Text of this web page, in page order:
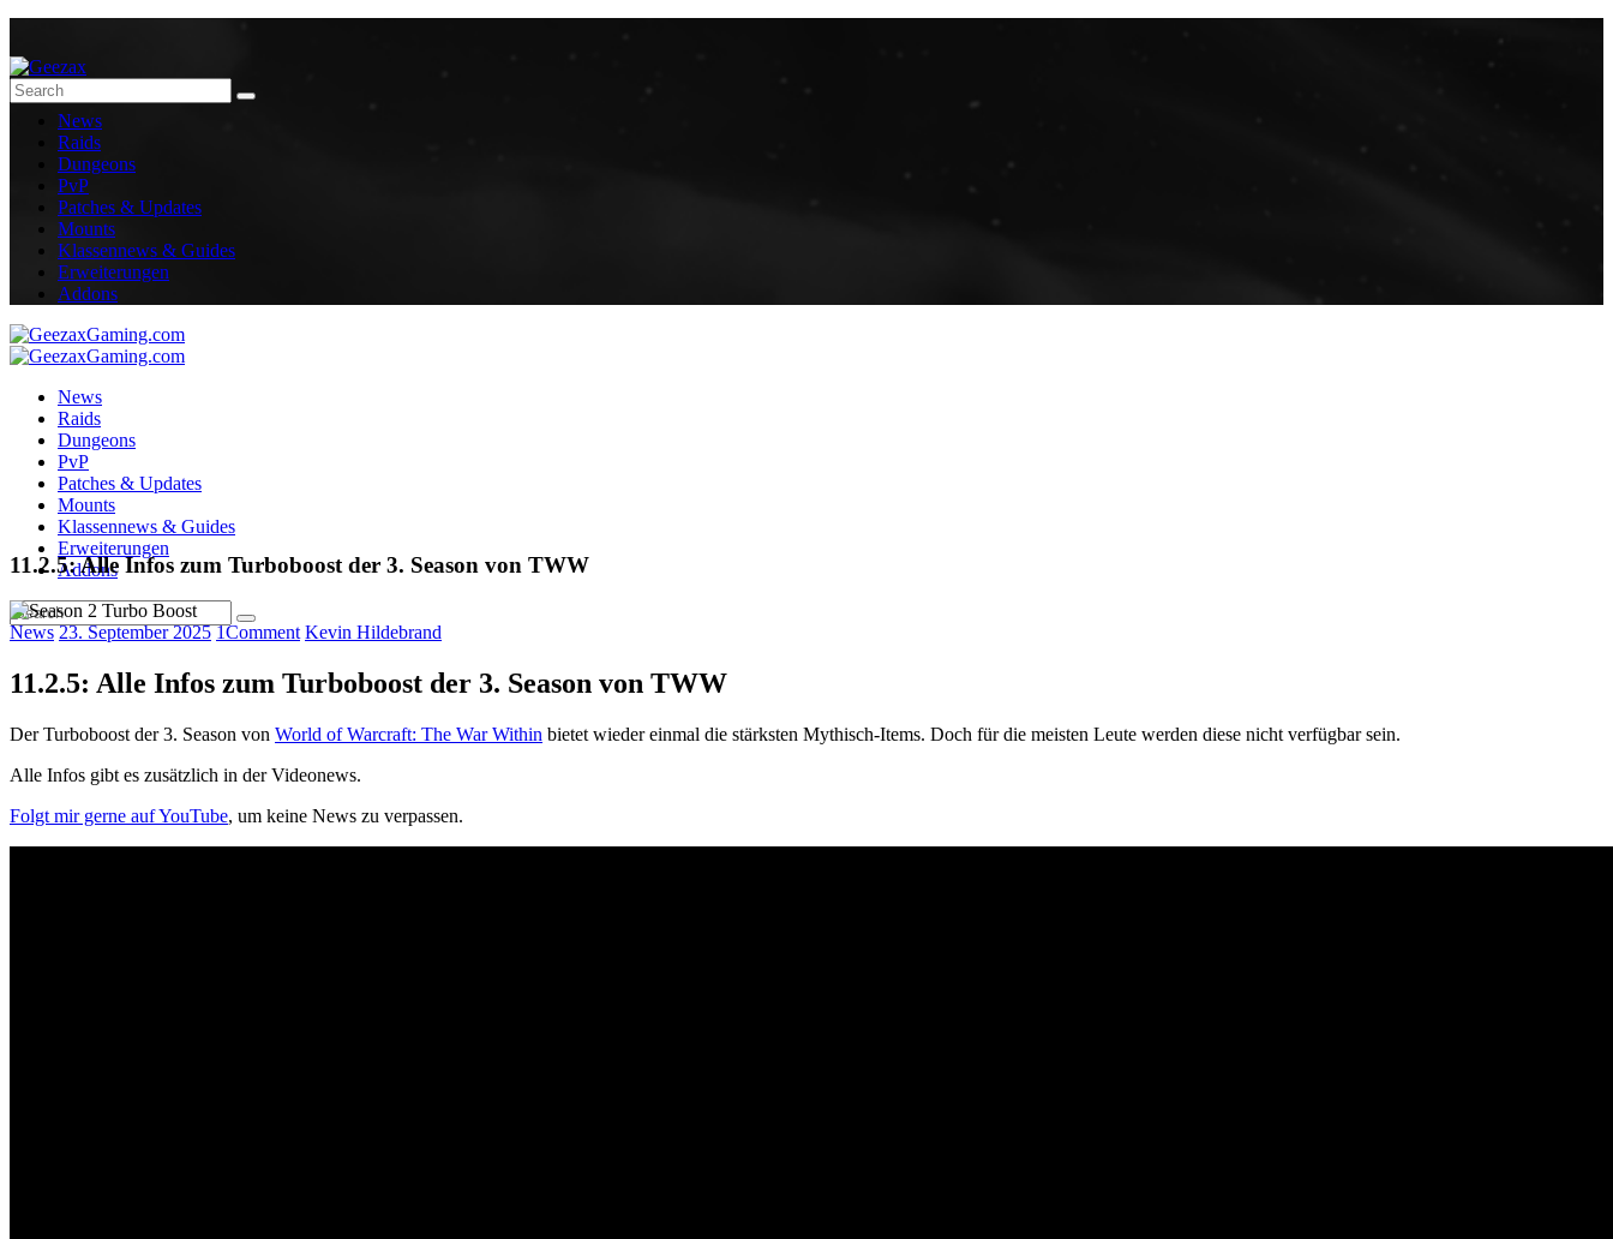
News
Raids
Dungeons
PvP
Patches & Updates
Mounts
Klassennews & Guides
Erweiterungen
Addons
News
Raids
Dungeons
PvP
Patches & Updates
Mounts
Klassennews & Guides
Erweiterungen
Addons
11.2.5: Alle Infos zum Turboboost der 3. Season von TWW
News 23. September 2025 1Comment Kevin Hildebrand
11.2.5: Alle Infos zum Turboboost der 3. Season von TWW
Der Turboboost der 3. Season von World of Warcraft: The War Within bietet wieder einmal die stärksten Mythisch-Items. Doch für die meisten Leute werden diese nicht verfügbar sein.
Alle Infos gibt es zusätzlich in der Videonews.
Folgt mir gerne auf YouTube, um keine News zu verpassen.